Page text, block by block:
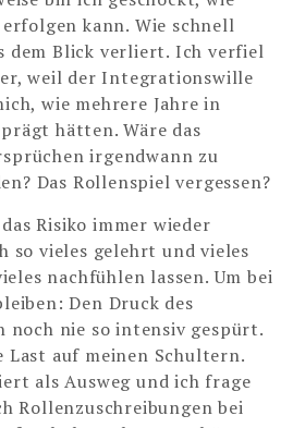
kann. Wie schnell
dem Blick verliert. Ich verfiel
weil der Integrationswille
wie mehrere Jahre in
hätten. Wäre das
irgendwann zu
Das Rollenspiel vergessen?
Risiko immer wieder
so vieles gelehrt und vieles
nachfühlen lassen. Um bei
Den Druck des
noch nie so intensiv gespürt.
Last auf meinen Schultern.
als Ausweg und ich frage
Rollenzuschreibungen bei